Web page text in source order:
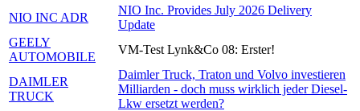
NIO INC ADR
NIO Inc. Provides July 2026 Delivery
Update
GEELY
AUTOMOBILE
VM-Test Lynk&Co 08: Erster!
DAIMLER
TRUCK
Daimler Truck, Traton und Volvo investieren
Milliarden - doch muss wirklich jeder Diesel-
Lkw ersetzt werden?